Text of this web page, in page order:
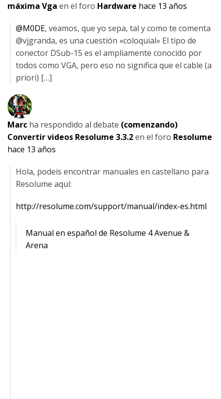
máxima Vga en el foro Hardware hace 13 años
@M0DE, veamos, que yo sepa, tal y como te comenta
@vjgranda, es una cuestión «coloquial» El tipo de
conector DSub-15 es el ampliamente conocido por
todos como VGA, pero eso no significa que el cable (a
priori) […]
Marc ha respondido al debate (comenzando)
Convertir videos Resolume 3.3.2en el foro Resolume
hace 13 años
Hola, podeis encontrar manuales en castellano para
Resolume aquí:
http://resolume.com/support/manual/index-es.html
Manual en español de Resolume 4 Avenue &
Arena